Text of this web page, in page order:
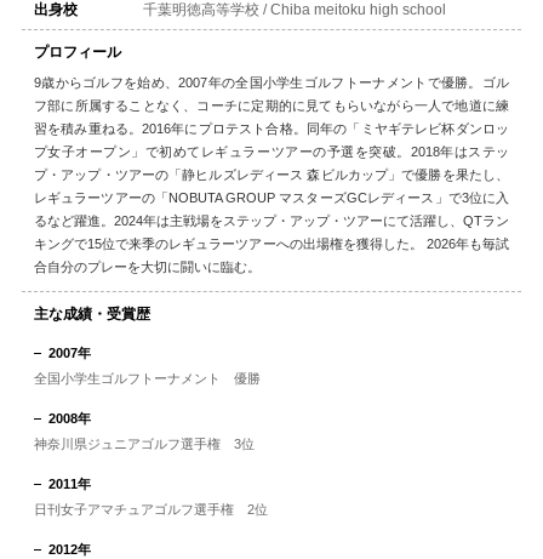
出身校 千葉明徳高等学校 / Chiba meitoku high school
プロフィール
9歳からゴルフを始め、2007年の全国小学生ゴルフトーナメントで優勝。ゴル
フ部に所属することなく、コーチに定期的に見てもらいながら一人で地道に練
習を積み重ねる。2016年にプロテスト合格。同年の「ミヤギテレビ杯ダンロッ
プ女子オープン」で初めてレギュラーツアーの予選を突破。2018年はステッ
プ・アップ・ツアーの「静ヒルズレディース 森ビルカップ」で優勝を果たし、
レギュラーツアーの「NOBUTA GROUP マスターズGCレディース」で3位に入
るなど躍進。2024年は主戦場をステップ・アップ・ツアーにて活躍し、QTラン
キングで15位で来季のレギュラーツアーへの出場権を獲得した。 2026年も毎試
合自分のプレーを大切に闘いに臨む。
主な成績・受賞歴
2007年
全国小学生ゴルフトーナメント 優勝
2008年
神奈川県ジュニアゴルフ選手権 3位
2011年
日刊女子アマチュアゴルフ選手権 2位
2012年